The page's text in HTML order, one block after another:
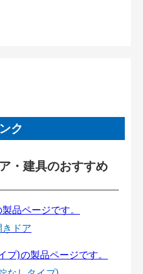
ク
・建具のおすすめ
きドア